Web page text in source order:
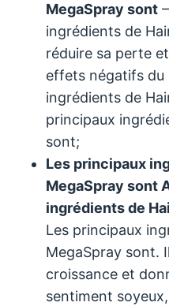
MegaSpray sont
ingrédients de
réduire sa perte
effets négatifs du
ingrédients de
principaux
sont;
Les principaux
MegaSpray sont
ingrédients de
Les principaux
MegaSpray sont.
croissance et
sentiment